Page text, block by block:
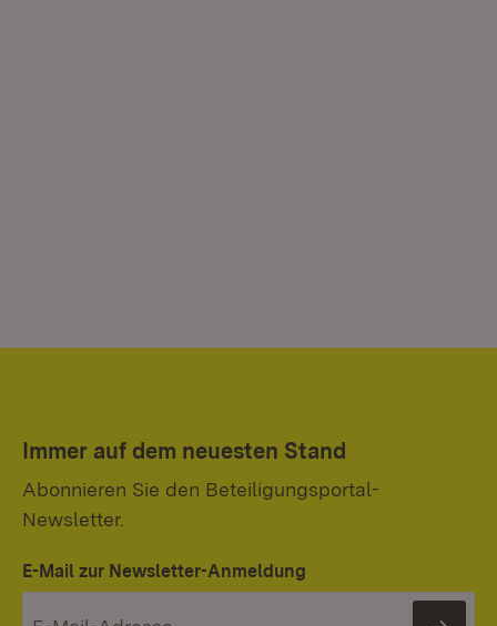
Immer auf dem neuesten Stand
Abonnieren Sie den Beteiligungsportal-
Newsletter.
E-Mail zur Newsletter-Anmeldung